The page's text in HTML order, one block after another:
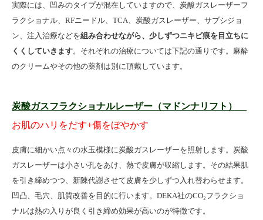
実際には、凹みのタイプが混在していますので、炭酸ガスレーザーフ
ラクショナル、 RFニードル、 TCA、炭酸ガスレーザー、サブシジョ
ン、注入治療などを組み合わせながら、少しずつニキビ痕を目立ちに
くくしていきます。それぞれの治療については下記の通りです。麻酔
のクリームやその他の薬剤は別に頂戴しています。
炭酸ガスフラクショナルレーザー（マドンナリフト）
お肌のハリをだす+傷をぼやかす
皮膚に細かい点々の水玉模様に炭酸ガスレーザーを照射します。炭酸
ガスレーザーは小さい孔をあけ、熱で皮膚が収縮します。その結果肌
を引き締めつつ、新陳代謝させて皮膚を少しずつ入れ替わらせます。
凹凸、毛穴、肌質改善を目的に行います。DEKA社のCO₂フラクショ
ナルは熱の入りが良く引き締め効果が高いのが特徴です。